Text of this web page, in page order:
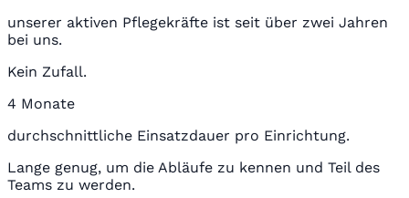
unserer aktiven Pflegekräfte ist seit über zwei Jahren
bei uns.
Kein Zufall.
4 Monate
durchschnittliche Einsatzdauer pro Einrichtung.
Lange genug, um die Abläufe zu kennen und Teil des
Teams zu werden.